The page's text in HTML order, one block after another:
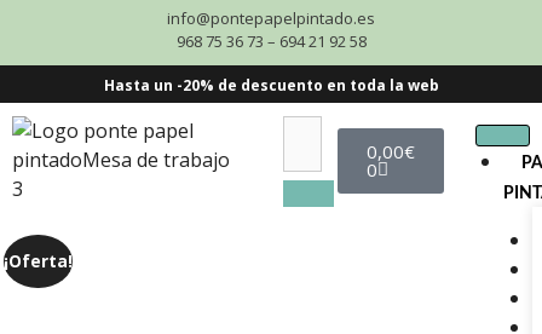
info@pontepapelpintado.es
968 75 36 73 – 694 21 92 58
Hasta un -20% de descuento en toda la web
0,00€
0
¡Oferta!